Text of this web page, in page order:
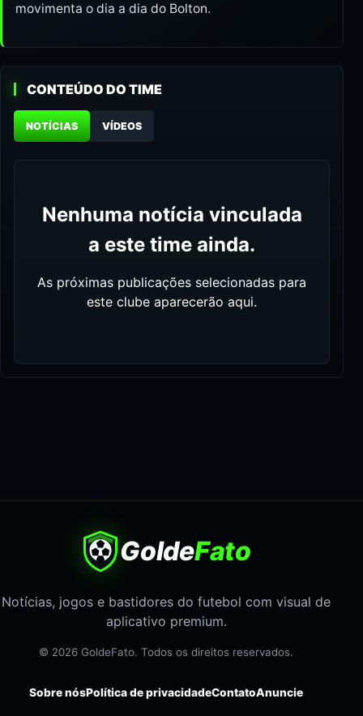
movimenta o dia a dia do Bolton.
CONTEÚDO DO TIME
NOTÍCIAS VÍDEOS
Nenhuma notícia vinculada
a este time ainda.
As próximas publicações selecionadas para
este clube aparecerão aqui.
GoldeFato
Notícias, jogos e bastidores do futebol com visual de
aplicativo premium.
© 2026 GoldeFato. Todos os direitos reservados.
Sobre nósPolítica de privacidadeContatoAnuncie